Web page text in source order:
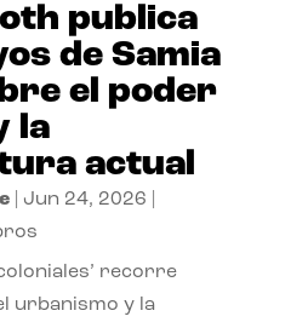
publica
de Samia
el poder
la
actual
| Jun 24, 2026
recorre
urbanismo y la